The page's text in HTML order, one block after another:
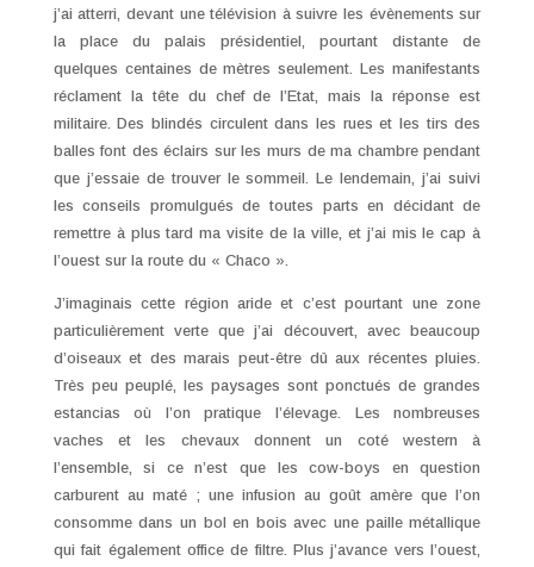
j’ai atterri, devant une télévision à suivre les évènements sur
la place du palais présidentiel, pourtant distante de
quelques centaines de mètres seulement. Les manifestants
réclament la tête du chef de l’Etat, mais la réponse est
militaire. Des blindés circulent dans les rues et les tirs des
balles font des éclairs sur les murs de ma chambre pendant
que j’essaie de trouver le sommeil. Le lendemain, j’ai suivi
les conseils promulgués de toutes parts en décidant de
remettre à plus tard ma visite de la ville, et j’ai mis le cap à
l’ouest sur la route du « Chaco ».
J’imaginais cette région aride et c’est pourtant une zone
particulièrement verte que j’ai découvert, avec beaucoup
d’oiseaux et des marais peut-être dû aux récentes pluies.
Très peu peuplé, les paysages sont ponctués de grandes
estancias où l’on pratique l’élevage. Les nombreuses
vaches et les chevaux donnent un coté western à
l’ensemble, si ce n’est que les cow-boys en question
carburent au maté ; une infusion au goût amère que l’on
consomme dans un bol en bois avec une paille métallique
qui fait également office de filtre. Plus j’avance vers l’ouest,